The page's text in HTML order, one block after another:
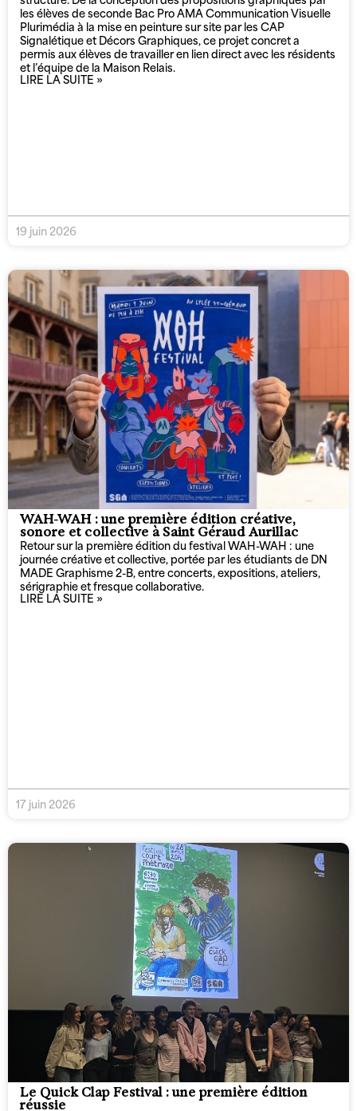
les élèves de seconde Bac Pro AMA Communication Visuelle
Plurimédia à la mise en peinture sur site par les CAP
Signalétique et Décors Graphiques, ce projet concret a
permis aux élèves de travailler en lien direct avec les résidents
et l’équipe de la Maison Relais.
LIRE LA SUITE »
19 juin 2026
WAH-WAH : une première édition créative,
sonore et collective à Saint Géraud Aurillac
Retour sur la première édition du festival WAH-WAH : une
journée créative et collective, portée par les étudiants de DN
MADE Graphisme 2-B, entre concerts, expositions, ateliers,
sérigraphie et fresque collaborative.
LIRE LA SUITE »
17 juin 2026
Le Quick Clap Festival : une première édition
réussie